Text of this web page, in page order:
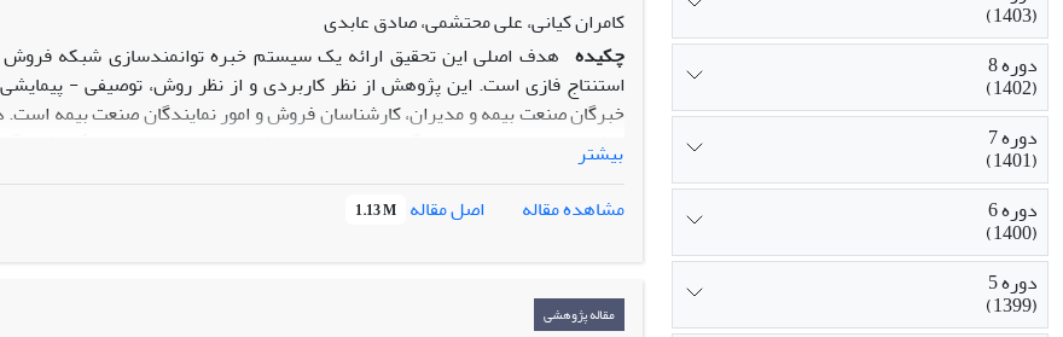
(1403)
دوره 8
(1402)
دوره 7
(1401)
دوره 6
(1400)
دوره 5
(1399)
کامران کیانی، علی محتشمی، صادق عابدی
چکیده هدف اصلی این تحقیق ارائه یک سیستم خبره توانمندسازی شبکه
استنتاج فازی است. این پژوهش از نظر کاربردی و از نظر روش، توصیفی -
خبرگان صنعت بیمه و مدیران، کارشناسان فروش و امور نمایندگان صنعت بیمه است.
عامل اصلی به عنوان عوامل نهایی شناسایی شدند. با استفاده از معادلات ساختاری
قبول سنجش این عوامل بود. همچنین همبستگی متغیرهای پژوهش بوسیله آزمون
انتها پس از طراحی الگوی مفهومی پژوهش، تک تک عوامل در الگوی ترسیمی و
صنعت بیمه نیز پیاده‌سازی گردید. نتایج این پژوهش نشان داد که مدل ارائه‌شده
بیشتر
مشاهده مقاله
اصل مقاله 1.13 M
مقاله پژوهشی